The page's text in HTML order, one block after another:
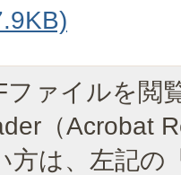
ファイルを閲
（Acrobat
方は、左記の